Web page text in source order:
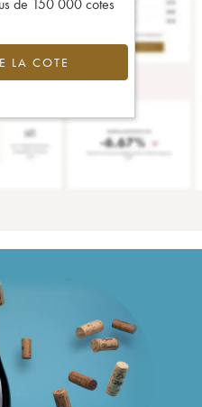
de 150 000 cotes
LA COTE